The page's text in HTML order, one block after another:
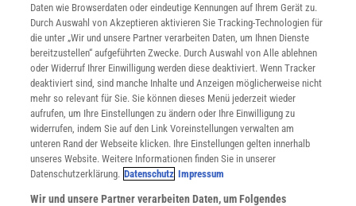
WEITERE NEUERSCHEINUNGEN SPEKTRUM SHOP
Spektrum.de-Newsletter abonnieren
Daten wie Browserdaten oder eindeutige Kennungen auf Ihrem Gerät zu.
Durch Auswahl von Akzeptieren aktivieren Sie Tracking-Technologien für
die unter „Wir und unsere Partner verarbeiten Daten, um Ihnen Dienste
bereitzustellen“ aufgeführten Zwecke. Durch Auswahl von Alle ablehnen
oder Widerruf Ihrer Einwilligung werden diese deaktiviert. Wenn Tracker
deaktiviert sind, sind manche Inhalte und Anzeigen möglicherweise nicht
mehr so relevant für Sie. Sie können dieses Menü jederzeit wieder
aufrufen, um Ihre Einstellungen zu ändern oder Ihre Einwilligung zu
widerrufen, indem Sie auf den Link Voreinstellungen verwalten am
unteren Rand der Webseite klicken. Ihre Einstellungen gelten innerhalb
unseres Website. Weitere Informationen finden Sie in unserer
Datenschutzerklärung. Datenschutz Impressum
Wir und unsere Partner verarbeiten Daten, um Folgendes